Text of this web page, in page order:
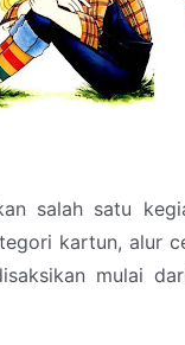
salah satu
kartun, alur
mulai